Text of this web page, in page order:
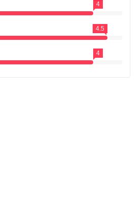
4
4.5
4